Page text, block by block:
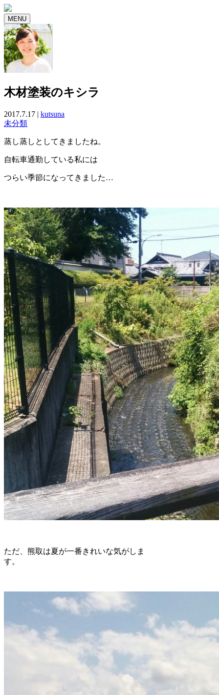
MENU
木材塗装のキシラ
2017.7.17 | kutsuna
未分類
蒸し蒸しとしてきましたね。
自転車通勤している私には
つらい季節になってきました…
ただ、熊取は夏が一番きれいな気がしま
す。